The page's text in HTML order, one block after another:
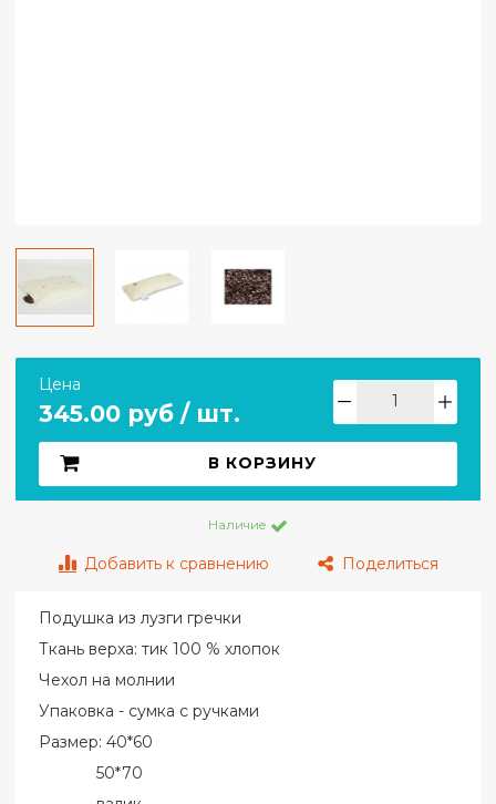
Цена
345.00 руб / шт.
В КОРЗИНУ
Наличие
Добавить к сравнению Поделиться
Подушка из лузги гречки
Ткань верха: тик 100 % хлопок
Чехол на молнии
Упаковка - сумка с ручками
Размер: 40*60
50*70